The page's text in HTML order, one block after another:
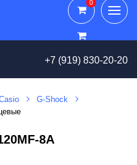
+7 (919) 830-20-20
0
0
G-Shock
8A